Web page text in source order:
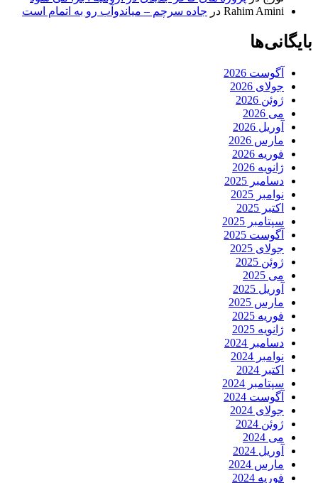
Rahim Amini در جاده سرچم – میاندوآب رو به اتمام است
بایگانی‌ها
آگوست 2026
جولای 2026
ژوئن 2026
می 2026
آوریل 2026
مارس 2026
فوریه 2026
ژانویه 2026
دسامبر 2025
نوامبر 2025
اکتبر 2025
سپتامبر 2025
آگوست 2025
جولای 2025
ژوئن 2025
می 2025
آوریل 2025
مارس 2025
فوریه 2025
ژانویه 2025
دسامبر 2024
نوامبر 2024
اکتبر 2024
سپتامبر 2024
آگوست 2024
جولای 2024
ژوئن 2024
می 2024
آوریل 2024
مارس 2024
فوریه 2024